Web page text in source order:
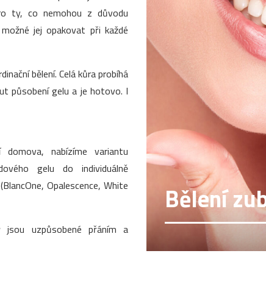
ty, co nemohou z důvodu
jej opakovat při každé
bělení. Celá kůra probíhá
působení gelu a je hotovo. I
nabízíme variantu
gelu do individuálně
Opalescence, White
uzpůsobené přáním a
Bělení